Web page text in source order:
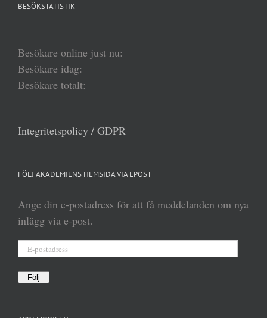
BESÖKSTATISTIK
Besökare online just nu:
Besökare idag:
Besökare totalt:
Integritetspolicy / GDPR
FÖLJ AKADEMIENS HEMSIDA VIA EPOST
Ange din e-postadress för att få meddelanden om nya
inlägg via e-post.
Följ